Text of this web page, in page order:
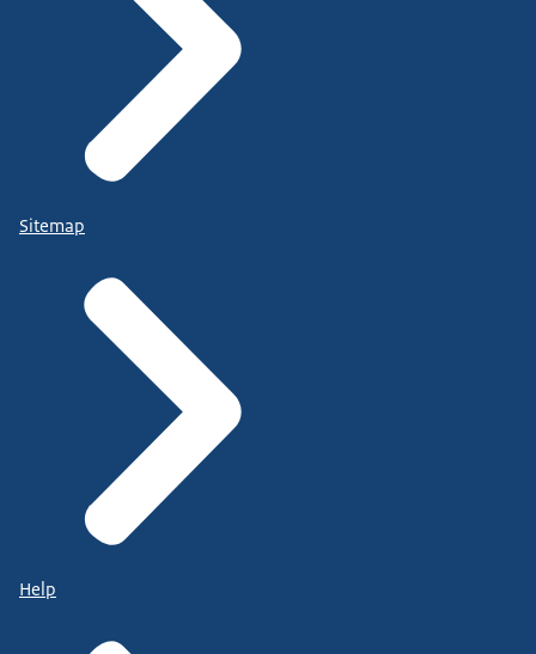
Sitemap
Help